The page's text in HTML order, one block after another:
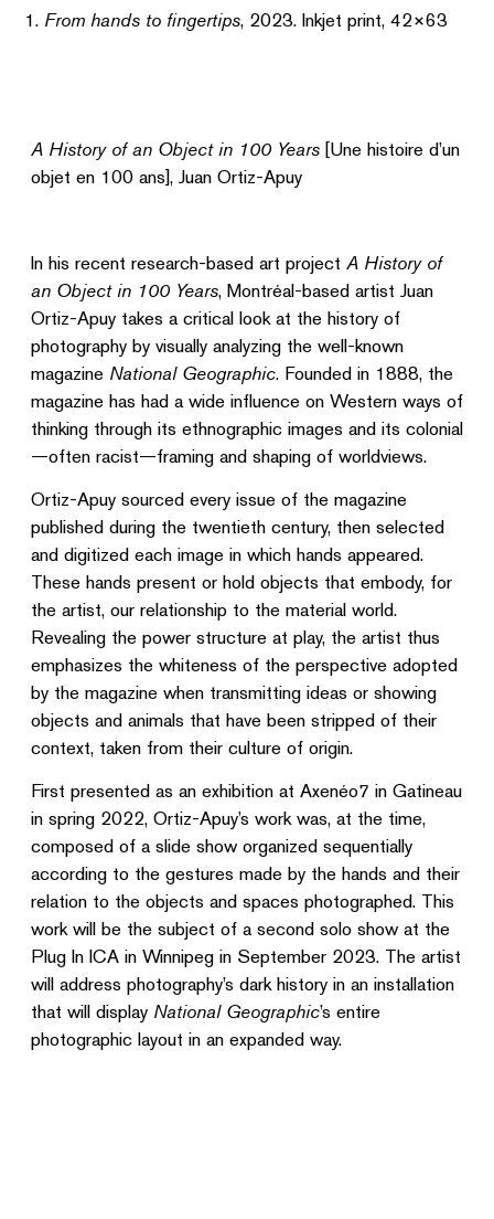
From hands to fingertips, 2023. Inkjet print, 42×63
A History of an Object in 100 Years [Une histoire d’un
objet en 100 ans], Juan Ortiz-Apuy
In his recent research-based art project A History of
an Object in 100 Years, Montréal-based artist Juan
Ortiz-Apuy takes a critical look at the history of
photography by visually analyzing the well-known
magazine National Geographic. Founded in 1888, the
magazine has had a wide influence on Western ways of
thinking through its ethnographic images and its colonial
—often racist—framing and shaping of worldviews.
Ortiz-Apuy sourced every issue of the magazine
published during the twentieth century, then selected
and digitized each image in which hands appeared.
These hands present or hold objects that embody, for
the artist, our relationship to the material world.
Revealing the power structure at play, the artist thus
emphasizes the whiteness of the perspective adopted
by the magazine when transmitting ideas or showing
objects and animals that have been stripped of their
context, taken from their culture of origin.
First presented as an exhibition at Axenéo7 in Gatineau
in spring 2022, Ortiz-Apuy’s work was, at the time,
composed of a slide show organized sequentially
according to the gestures made by the hands and their
relation to the objects and spaces photographed. This
work will be the subject of a second solo show at the
Plug In ICA in Winnipeg in September 2023. The artist
will address photography’s dark history in an installation
that will display National Geographic’s entire
photographic layout in an expanded way.